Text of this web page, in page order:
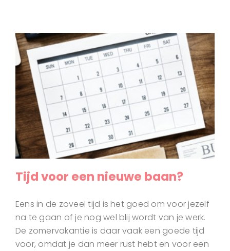
Tijd voor een nieuwe baan?
Eens in de zoveel tijd is het goed om voor jezelf
na te gaan of je nog wel blij wordt van je werk.
De zomervakantie is daar vaak een goede tijd
voor, omdat je dan meer rust hebt en voor een